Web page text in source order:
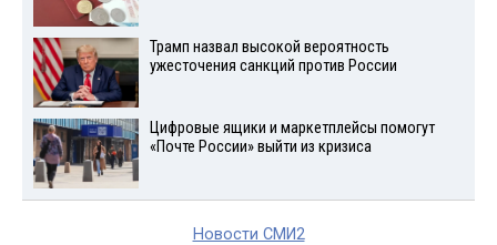
Трамп назвал высокой вероятность
ужесточения санкций против России
Цифровые ящики и маркетплейсы помогут
«Почте России» выйти из кризиса
Новости СМИ2